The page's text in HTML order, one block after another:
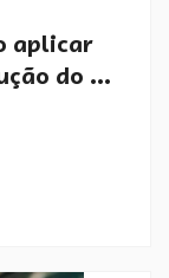
aplicar
do ...